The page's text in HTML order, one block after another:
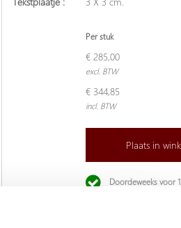
Per stuk
€ 285,00
excl. BTW
€ 344,85
incl. BTW
Plaats in
Doordeweeks voor
volgende werkdag
De aangegeven prijs